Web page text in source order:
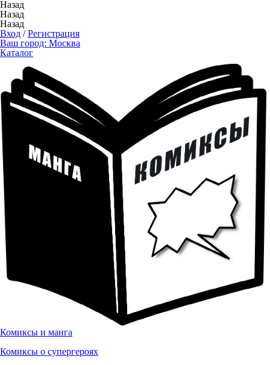
Назад
Назад
Назад
Вход /Регистрация
Ваш город: Москва
Каталог
Комиксы и манга
Комиксы о супергероях